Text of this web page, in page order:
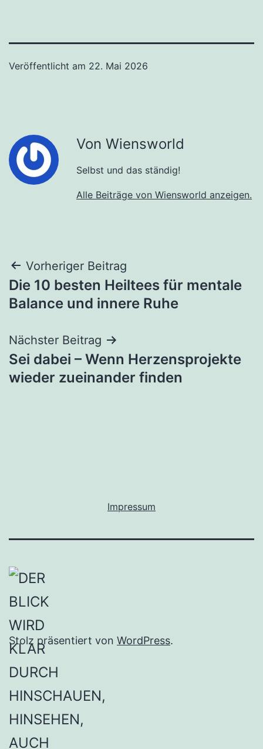
Veröffentlicht am 22. Mai 2026
Von Wiensworld
Selbst und das ständig!
Alle Beiträge von Wiensworld anzeigen.
Beitragsnavigation
Vorheriger Beitrag
Die 10 besten Heiltees für mentale
Balance und innere Ruhe
Nächster Beitrag
Sei dabei – Wenn Herzensprojekte
wieder zueinander finden
Impressum
Stolz präsentiert von WordPress.